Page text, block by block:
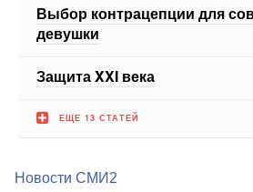
Защита XXI века
Новости СМИ2